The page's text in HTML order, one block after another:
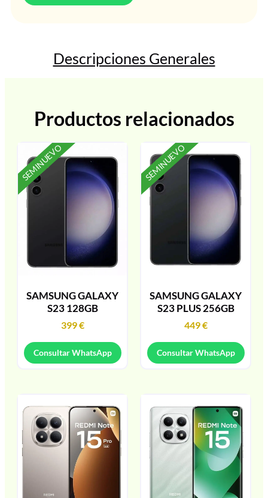
Descripciones Generales
Productos relacionados
SEMINUEVO
SAMSUNG GALAXY
S23 128GB
399€
Consultar WhatsApp
SEMINUEVO
SAMSUNG GALAXY
S23 PLUS 256GB
449€
Consultar WhatsApp